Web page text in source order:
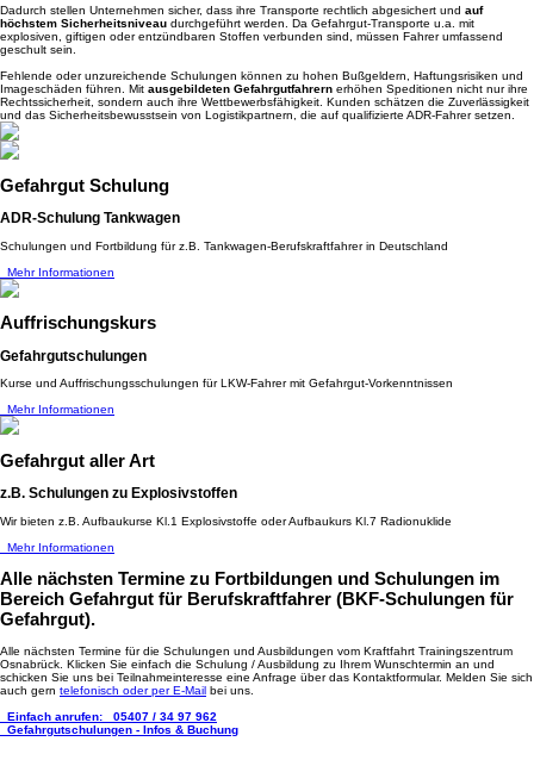
Dadurch stellen Unternehmen sicher, dass ihre Transporte rechtlich abgesichert und auf
höchstem Sicherheitsniveau durchgeführt werden. Da Gefahrgut-Transporte u.a. mit
explosiven, giftigen oder entzündbaren Stoffen verbunden sind, müssen Fahrer umfassend
geschult sein.
Fehlende oder unzureichende Schulungen können zu hohen Bußgeldern, Haftungsrisiken und
Imageschäden führen. Mit ausgebildeten Gefahrgutfahrern erhöhen Speditionen nicht nur ihre
Rechtssicherheit, sondern auch ihre Wettbewerbsfähigkeit. Kunden schätzen die Zuverlässigkeit
und das Sicherheitsbewusstsein von Logistikpartnern, die auf qualifizierte ADR-Fahrer setzen.
Gefahrgut Schulung
ADR-Schulung Tankwagen
Schulungen und Fortbildung für z.B. Tankwagen-Berufskraftfahrer in Deutschland
Mehr Informationen
Auffrischungskurs
Gefahrgutschulungen
Kurse und Auffrischungsschulungen für LKW-Fahrer mit Gefahrgut-Vorkenntnissen
Mehr Informationen
Gefahrgut aller Art
z.B. Schulungen zu Explosivstoffen
Wir bieten z.B. Aufbaukurse Kl.1 Explosivstoffe oder Aufbaukurs Kl.7 Radionuklide
Mehr Informationen
Alle nächsten Termine zu Fortbildungen und Schulungen im
Bereich Gefahrgut für Berufskraftfahrer (BKF-Schulungen für
Gefahrgut).
Alle nächsten Termine für die Schulungen und Ausbildungen vom Kraftfahrt Trainingszentrum
Osnabrück. Klicken Sie einfach die Schulung / Ausbildung zu Ihrem Wunschtermin an und
schicken Sie uns bei Teilnahmeinteresse eine Anfrage über das Kontaktformular. Melden Sie sich
auch gern telefonisch oder per E-Mail bei uns.
Einfach anrufen:
05407 / 34 97 962
Gefahrgutschulungen - Infos & Buchung